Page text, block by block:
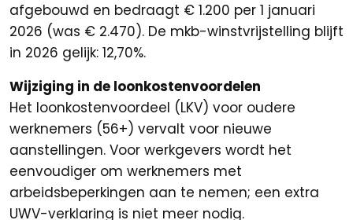
afgebouwd en bedraagt € 1.200 per 1 januari
2026 (was € 2.470). De mkb-winstvrijstelling blijft
in 2026 gelijk: 12,70%.
Wijziging in de loonkostenvoordelen
Het loonkostenvoordeel (LKV) voor oudere
werknemers (56+) vervalt voor nieuwe
aanstellingen. Voor werkgevers wordt het
eenvoudiger om werknemers met
arbeidsbeperkingen aan te nemen; een extra
UWV-verklaring is niet meer nodig.